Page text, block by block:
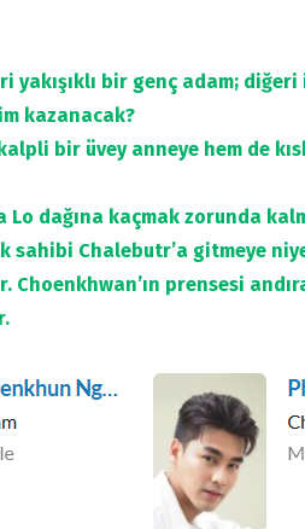
yakışıklı bir genç adam;
kazanacak?
bir üvey anneye hem de
dağına kaçmak zorunda
Chalebutr’a gitmeye
Choenkhwan’ın prensesi